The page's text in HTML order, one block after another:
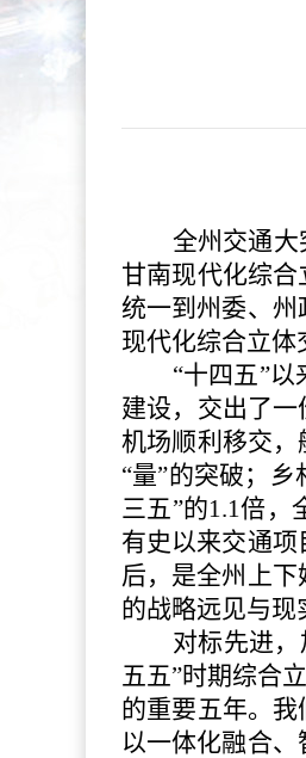
全州交通大
甘南现代化综
统一到州委、
现代化综合立体
“十四五”
建设，交出了
机场顺利移交，
“量”的突破；
三五”的1.1倍，
有史以来交通
后，是全州上
的战略远见与现
对标先进
五五”时期综合
的重要五年。我
以一体化融合